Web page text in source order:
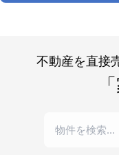
不動産を直接